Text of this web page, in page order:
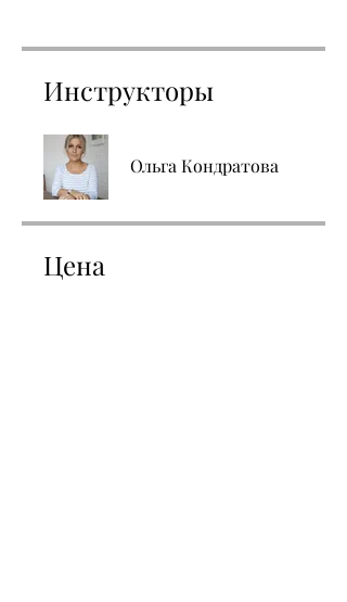
Инструкторы
Ольга Кондратова
Цена